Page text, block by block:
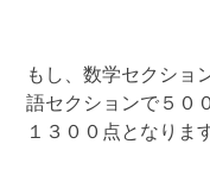
もし、数学セクショ
語セクションで５０
１３００点となりま